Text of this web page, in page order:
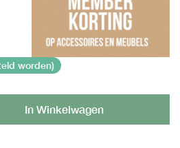
worden)
In Winkelwagen